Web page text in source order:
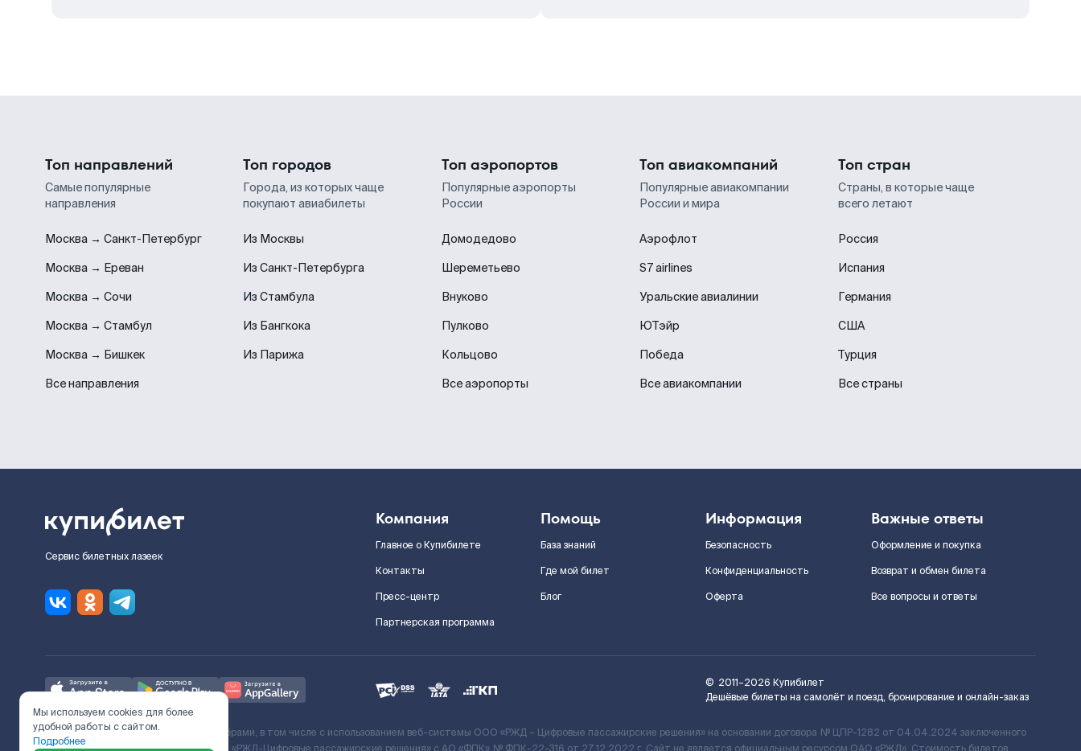
Топ направлений
Самые популярные
направления
Москва → Санкт-Петербург
Москва → Ереван
Москва → Сочи
Москва → Стамбул
Москва → Бишкек
Все направления
Топ городов
Города, из которых чаще
покупают авиабилеты
Из Москвы
Из Санкт-Петербурга
Из Стамбула
Из Бангкока
Из Парижа
Топ аэропортов
Популярные аэропорты
России
Домодедово
Шереметьево
Внуково
Пулково
Кольцово
Все аэропорты
Топ авиакомпаний
Популярные авиакомпании
России и мира
Аэрофлот
S7 airlines
Уральские авиалинии
ЮТэйр
Победа
Все авиакомпании
Топ стран
Страны, в которые чаще
всего летают
Россия
Испания
Германия
США
Турция
Все страны
Сервис билетных лазеек
Компания
Главное о Купибилете
Контакты
Пресс-центр
Партнерская программа
Помощь
База знаний
Где мой билет
Блог
Информация
Безопасность
Конфиденциальность
Оферта
Важные ответы
Оформление и покупка
Возврат и обмен билета
Все вопросы и ответы
© 2011–2026 Купибилет
Дешёвые билеты на самолёт и поезд, бронирование и онлайн-заказ
Ж/Д билеты предоставляются партнёрами, в том числе с использованием веб-системы ООО «РЖД – Цифровые пассажирские решения» на основании договора № ЦПР-1282 от 04.04.2024 заключенного
Мы используем cookies для более
удобной работы с сайтом.
Подробнее